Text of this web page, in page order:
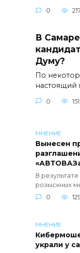
0
В
Думу?
По
настоящий
0 151
МНЕНИЕ
Вынесен
В
розыскных
0
МНЕНИЕ
украли у